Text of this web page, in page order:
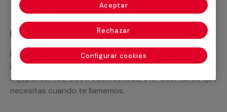
Recuerda que en MULTIMAP
Podemos ofrecer cualquier servicio a medida
incluyendo todo lo que necesites: materiales,
equipamientos, electrodomésticos, etc. Cuéntanos que
necesitas cuando te llamemos.
Configurar cookies
Rechazar
Aceptar